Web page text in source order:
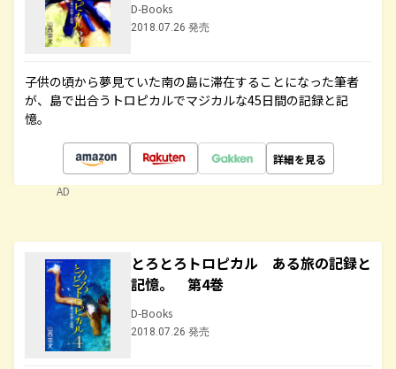
D-Books
2018.07.26 発売
子供の頃から夢見ていた南の島に滞在することになった筆者
が、島で出合うトロピカルでマジカルな45日間の記録と記
憶。
詳細を見る
AD
とろとろトロピカル ある旅の記録と
記憶。 第4巻
D-Books
2018.07.26 発売